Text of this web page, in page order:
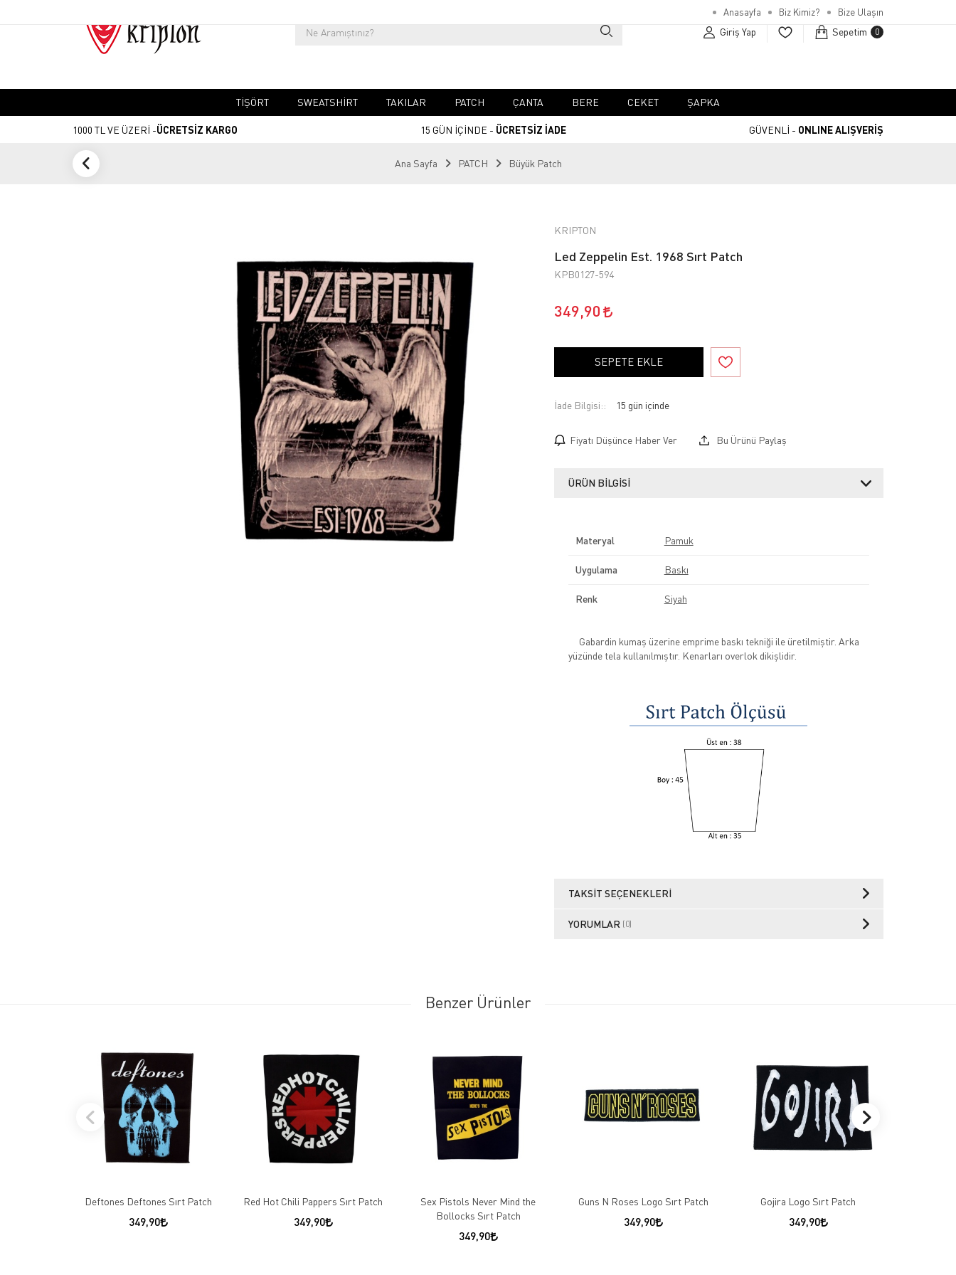
Anasayfa Biz Kimiz? Bize Ulaşın
Giriş Yap Sepetim 0
TIŞÖRT SWEATSHIRT TAKILAR PATCH ÇANTA BERE CEKET ŞAPKA
1000 TL VE ÜZERİ -ÜCRETSİZ KARGO 15 GÜN İÇİNDE - ÜCRETSİZ İADE GÜVENLİ - ONLINE ALIŞVERİŞ
Ana Sayfa PATCH Büyük Patch
KRIPTON
Led Zeppelin Est. 1968 Sırt Patch
KPB0127-594
349,90
SEPETE EKLE
İade Bilgisi:
Fiyatı Düşünce Haber Ver Bu Ürünü Paylaş
ÜRÜN BILGISI
Materyal Pamuk
Uygulama Baskı
Renk Siyah
Gabardin kumaş üzerine emprime baskı tekniği ile üretilmiştir. Arka
yüzünde tela kullanılmıştır. Kenarları overlok dikişlidir.
TAKSIT SEÇENEKLERI
YORUMLAR (0)
Benzer Ürünler
Deftones Deftones Sırt Patch
349,90
Red Hot Chili Pappers Sırt Patch
349,90
Sex Pistols Never Mind the
Bollocks Sırt Patch
349,90
Guns N Roses Logo Sırt Patch
349,90
Gojira Logo Sırt Patch
349,90